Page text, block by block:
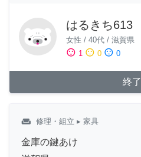
はるきち613
女性 / 40代 / 滋賀県
sentiment_satisfied 1 sentiment_neutral 0 sentiment_dissatisfied 0
終了
weekend 修理・組立 ▸ 家具
金庫の鍵あけ